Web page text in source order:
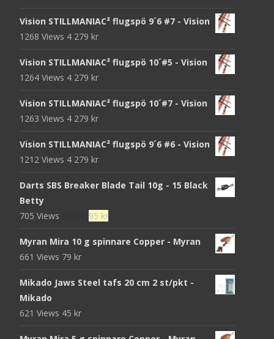
Vision STILLMANIAC² flugspö 9´6 #7 - Vision
1268 Views 4 279 kr
Vision STILLMANIAC² flugspö 10´#5 - Vision
1264 Views 4 279 kr
Vision STILLMANIAC² flugspö 10´#7 - Vision
1263 Views 4 279 kr
Vision STILLMANIAC² flugspö 9´6 #6 - Vision
1212 Views 4 279 kr
Darts SBS Breaker Blade Tail 10g - 15 Black
Betty
705 Views
Det
priset
95 krDet
priset
Myran Mira 10 g spinnare Copper - Myran
661 Views 79 kr
Mikado Jaws Steel tafs 20 cm 2 st/pkt -
Mikado
621 Views 45 kr